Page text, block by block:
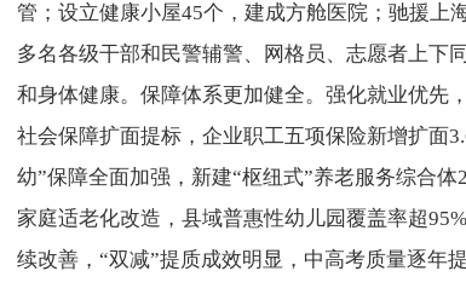
管；设立健康小屋45个，建成方舱医院；驰援上
多名各级干部和民警辅警、网格员、志愿者上下
和身体健康。保障体系更加健全。强化就业优先
社会保障扩面提标，企业职工五项保险新增扩面
幼”保障全面加强，新建“枢纽式”养老服务综合
家庭适老化改造，县域普惠性幼儿园覆盖率超
续改善，“双减”提质成效明显，中高考质量逐年